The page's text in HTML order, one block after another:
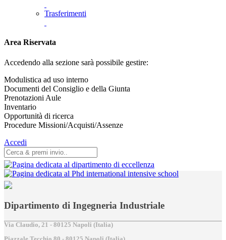
Trasferimenti
Area Riservata
Accedendo alla sezione sarà possibile gestire:
Modulistica ad uso interno
Documenti del Consiglio e della Giunta
Prenotazioni Aule
Inventario
Opportunità di ricerca
Procedure Missioni/Acquisti/Assenze
Accedi
Dipartimento di Ingegneria Industriale
Via Claudio, 21 - 80125 Napoli (Italia)